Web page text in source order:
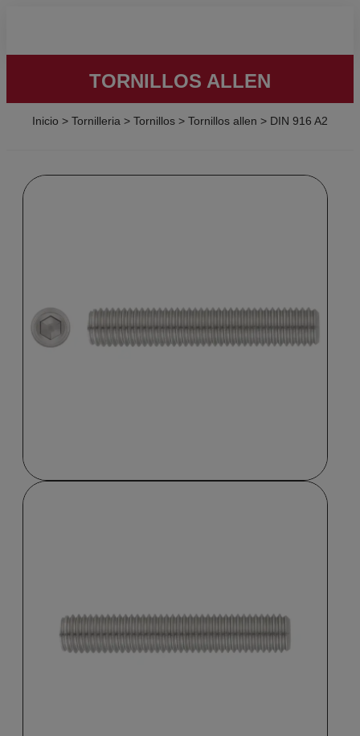
TORNILLOS ALLEN
Inicio > Tornilleria > Tornillos > Tornillos allen > DIN 916 A2